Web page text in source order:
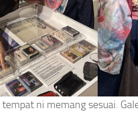
ni memang sesuai.